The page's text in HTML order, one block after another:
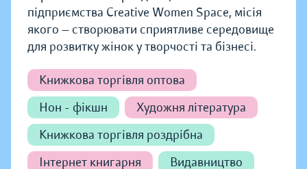
підприємства Creative Women Space, місія
якого — створювати сприятливе середовище
для розвитку жінок у творчості та бізнесі.
Книжкова торгівля оптова
Нон - фікшн
Художня література
Книжкова торгівля роздрібна
Інтернет книгарня
Видавництво